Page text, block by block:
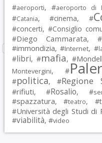
#aeroporti, #aeroporto di
#Catania, #cinema, #
#concerti, #Consiglio
#Diego Cammarata, #
#immondizia, #Internet, #
#libri, #mafia, #
Montevergini, #
#politica, #Regione
#rifiuti, #Rosalio, #
#spazzatura, #teatro, #
#Università degli Studi di
#viabilità, #video